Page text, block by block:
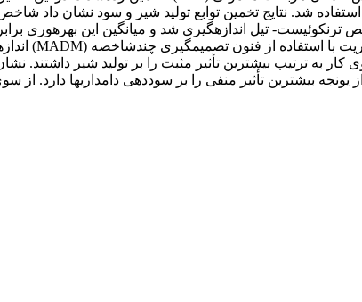
شد. نتایج تخمین توابع تولید شیر و سود نشان داد
کار به ترتیب بیشترین تأثیر مثبت را بر تولید شیر
بیشترین تأثیر منفی را بر سود‌دهی دامداری‏ها دارد. از